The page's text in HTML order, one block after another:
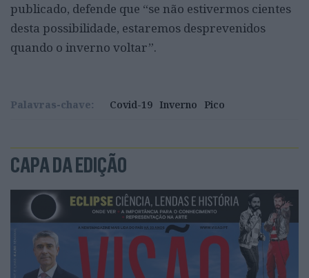
publicado, defende que “se não estivermos cientes
desta possibilidade, estaremos desprevenidos
quando o inverno voltar”.
Palavras-chave: Covid-19 Inverno Pico
CAPA DA EDIÇÃO